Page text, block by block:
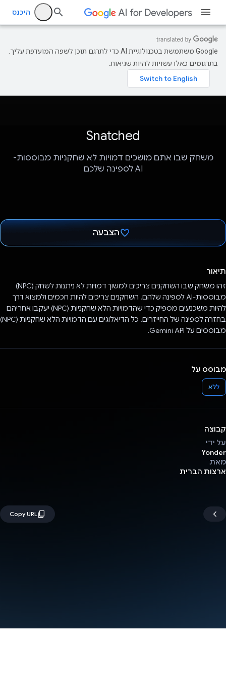
היכנס
‫Google משתמשת בטכנולוגיית AI כדי לתרגם תוכן לשפה המועדפת עליך.
בתרגומים כאלו עשויות להיות שגיאות.
Snatched
משחק שבו אתם מושכים דמויות לא שחקניות מבוססות-
AI לספינה שלכם
הצבעה
תיאור
זהו משחק שבו השחקנים צריכים למשוך דמויות לא ניתנות לשחק (NPC)
מבוססות-AI לספינה שלהם. השחקנים צריכים להיות חכמים ולמצוא דרך
להיות משכנעים מספיק כדי שהדמויות הלא שחקניות (NPC) יעקבו אחריהם
בחזרה לספינה של החייזרים. כל הדיאלוגים עם הדמויות הלא שחקניות (NPC)
מבוססים על Gemini API.
מבוסס על
ללא
קבוצה
על ידי
Yonder
מאת
ארצות הברית